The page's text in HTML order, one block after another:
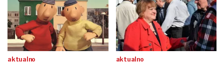
aktualno aktualno